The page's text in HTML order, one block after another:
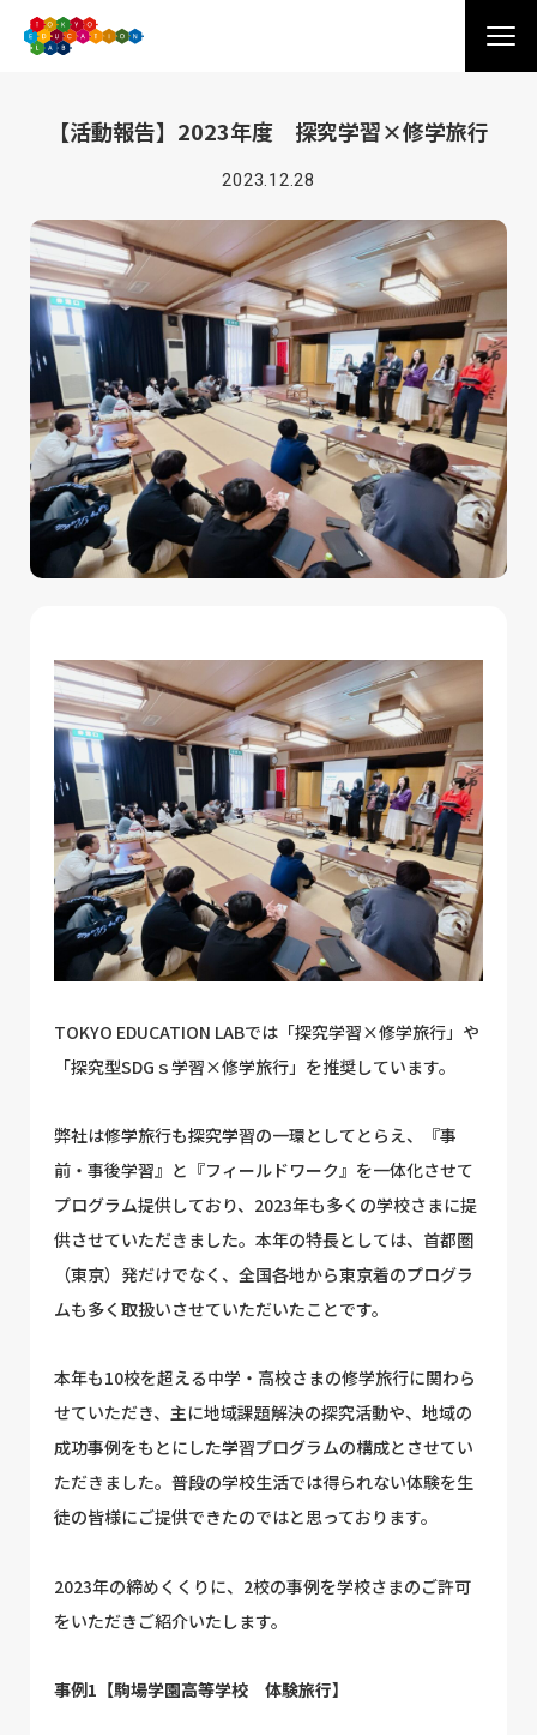
【活動報告】2023年度 探究学習×修学旅行
2023.12.28
TOKYO EDUCATION LABでは「探究学習×修学旅行」や
「探究型SDGｓ学習×修学旅行」を推奨しています。
弊社は修学旅行も探究学習の一環としてとらえ、『事
前・事後学習』と『フィールドワーク』を一体化させて
プログラム提供しており、2023年も多くの学校さまに提
供させていただきました。本年の特長としては、首都圏
（東京）発だけでなく、全国各地から東京着のプログラ
ムも多く取扱いさせていただいたことです。
本年も10校を超える中学・高校さまの修学旅行に関わら
せていただき、主に地域課題解決の探究活動や、地域の
成功事例をもとにした学習プログラムの構成とさせてい
ただきました。普段の学校生活では得られない体験を生
徒の皆様にご提供できたのではと思っております。
2023年の締めくくりに、2校の事例を学校さまのご許可
をいただきご紹介いたします。
事例1【駒場学園高等学校 体験旅行】